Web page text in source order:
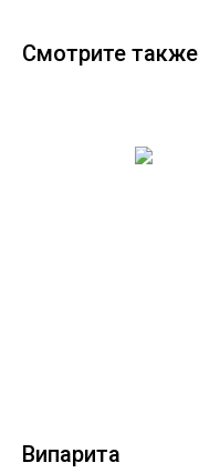
Смотрите также
Випарита